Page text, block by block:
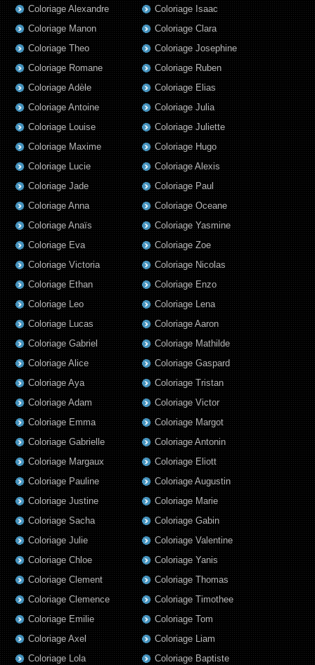
Coloriage Alexandre
Coloriage Manon
Coloriage Theo
Coloriage Romane
Coloriage Adèle
Coloriage Antoine
Coloriage Louise
Coloriage Maxime
Coloriage Lucie
Coloriage Jade
Coloriage Anna
Coloriage Anaïs
Coloriage Eva
Coloriage Victoria
Coloriage Ethan
Coloriage Leo
Coloriage Lucas
Coloriage Gabriel
Coloriage Alice
Coloriage Aya
Coloriage Adam
Coloriage Emma
Coloriage Gabrielle
Coloriage Isaac
Coloriage Clara
Coloriage Josephine
Coloriage Ruben
Coloriage Elias
Coloriage Julia
Coloriage Juliette
Coloriage Hugo
Coloriage Alexis
Coloriage Paul
Coloriage Oceane
Coloriage Yasmine
Coloriage Zoe
Coloriage Nicolas
Coloriage Enzo
Coloriage Lena
Coloriage Aaron
Coloriage Mathilde
Coloriage Gaspard
Coloriage Tristan
Coloriage Victor
Coloriage Margot
Coloriage Antonin
Coloriage Margaux
Coloriage Pauline
Coloriage Justine
Coloriage Sacha
Coloriage Julie
Coloriage Chloe
Coloriage Clement
Coloriage Clemence
Coloriage Emilie
Coloriage Axel
Coloriage Lola
Coloriage Eliott
Coloriage Augustin
Coloriage Marie
Coloriage Gabin
Coloriage Valentine
Coloriage Yanis
Coloriage Thomas
Coloriage Timothee
Coloriage Tom
Coloriage Liam
Coloriage Baptiste